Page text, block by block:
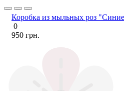
Коробка из мыльных роз
0
950 грн.